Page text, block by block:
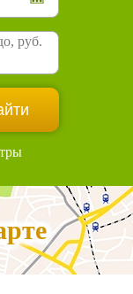
руб.